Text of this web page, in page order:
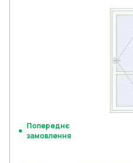
Попереднє
замовлення